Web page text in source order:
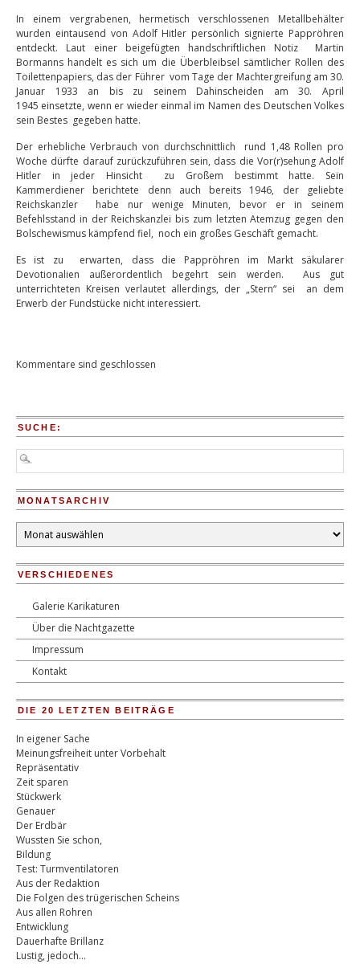
In einem vergrabenen, hermetisch verschlossenen Metallbehälter
wurden eintausend von Adolf Hitler persönlich signierte Pappröhren
entdeckt. Laut einer beigefügten handschriftlichen Notiz Martin
Bormanns handelt es sich um die Überbleibsel sämtlicher Rollen des
Toilettenpapiers, das der Führer vom Tage der Machtergreifung am 30.
Januar 1933 an bis zu seinem Dahinscheiden am 30. April
1945 einsetzte, wenn er wieder einmal im Namen des Deutschen Volkes
sein Bestes gegeben hatte.
Der erhebliche Verbrauch von durchschnittlich rund 1,48 Rollen pro
Woche dürfte darauf zurückzuführen sein, dass die Vor(r)sehung Adolf
Hitler in jeder Hinsicht zu Großem bestimmt hatte. Sein
Kammerdiener berichtete denn auch bereits 1946, der geliebte
Reichskanzler habe nur wenige Minuten, bevor er in seinem
Befehlsstand in der Reichskanzlei bis zum letzten Atemzug gegen den
Bolschewismus kämpfend fiel, noch ein großes Geschäft gemacht.
Es ist zu erwarten, dass die Pappröhren im Markt säkularer
Devotionalien außerordentlich begehrt sein werden. Aus gut
unterrichteten Kreisen verlautet allerdings, der „Stern“ sei an dem
Erwerb der Fundstücke nicht interessiert.
Kommentare sind geschlossen
SUCHE:
MONATSARCHIV
Monatsarchiv
VERSCHIEDENES
Galerie Karikaturen
Über die Nachtgazette
Impressum
Kontakt
DIE 20 LETZTEN BEITRÄGE
In eigener Sache
Meinungsfreiheit unter Vorbehalt
Repräsentativ
Zeit sparen
Stückwerk
Genauer
Der Erdbär
Wussten Sie schon,
Bildung
Test: Turmventilatoren
Aus der Redaktion
Die Folgen des trügerischen Scheins
Aus allen Rohren
Entwicklung
Dauerhafte Brillanz
Lustig, jedoch…